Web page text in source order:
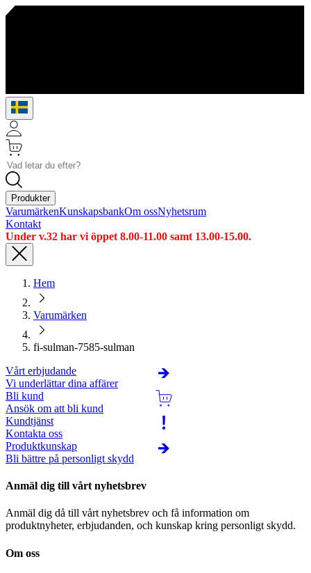
Produkter
VarumärkenKunskapsbankOm ossNyhetsrum
Kontakt
Under v.32 har vi öppet 8.00-11.00 samt 13.00-15.00.
Hem
Varumärken
fi-sulman-7585-sulman
Vårt erbjudande
Vi underlättar dina affärer
Bli kund
Ansök om att bli kund
Kundtjänst
Kontakta oss
Produktkunskap
Bli bättre på personligt skydd
Anmäl dig till vårt nyhetsbrev
Anmäl dig då till vårt nyhetsbrev och få information om
produktnyheter, erbjudanden, och kunskap kring personligt skydd.
Om oss